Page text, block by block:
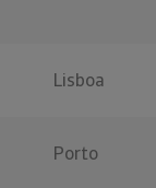
Lisboa
Porto